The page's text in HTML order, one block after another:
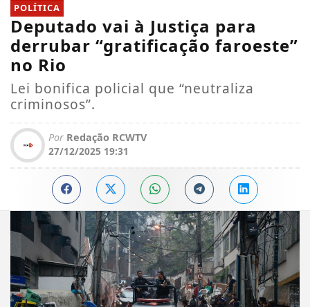
POLÍTICA
Deputado vai à Justiça para
derrubar “gratificação faroeste”
no Rio
Lei bonifica policial que “neutraliza
criminosos”.
Por Redação RCWTV
27/12/2025 19:31